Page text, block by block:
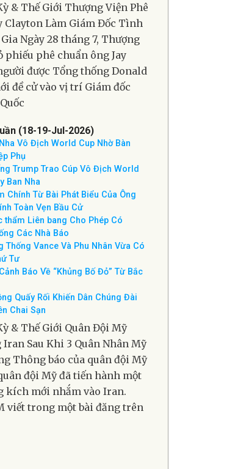
Ca Ngợi Nghị Sĩ Lindsey Graham
Thúc Đẩy Trừng Phạt Nga Và
& Thế Giới Thượng Viện Phê
Clayton Làm Giám Đốc Tình
Ngày 28 tháng 7, Thượng
phiếu phê chuẩn ông Jay
đề cử vào vị trí Giám đốc
(18-19-Jul-2026)
Vô Địch World Cup Nhờ Bàn
Phụ
Trump Trao Cúp Vô Địch World
Ban Nha
Chính Từ Bài Phát Biểu Của Ông
Toàn Vẹn Bầu Cử
thẩm Liên bang Cho Phép Có
Các Nhà Báo
Thống Vance Và Phu Nhân Vừa Có
Tư
Báo Về “Khủng Bố Đỏ” Từ Bắc
Quấy Rối Khiến Dân Chúng Đài
Chai Sạn
& Thế Giới Quân Đội Mỹ
Sau Khi 3 Quân Nhân Mỹ
Thông báo của quân đội Mỹ
đội Mỹ đã tiến hành một